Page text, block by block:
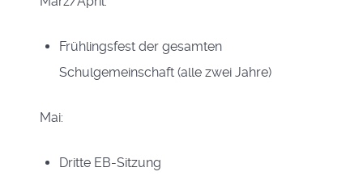
Frühlingsfest der gesamten
Schulgemeinschaft (alle zwei Jahre)
Mai:
Dritte EB-Sitzung